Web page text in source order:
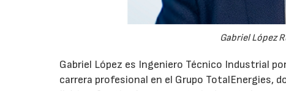
Gabriel López
Gabriel López es Ingeniero Técnico Industrial
carrera profesional en el Grupo TotalEnergies,